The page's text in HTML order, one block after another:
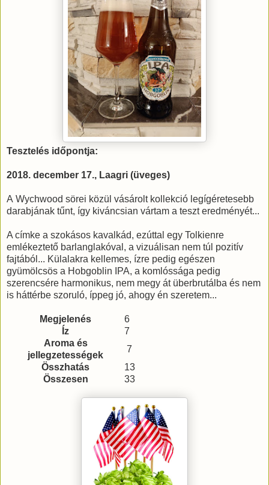
Tesztelés időpontja:
2018. december 17., Laagri (üveges)
A Wychwood sörei közül vásárolt kollekció legígéretesebb
darabjának tűnt, így kiváncsian vártam a teszt eredményét...
A címke a szokásos kavalkád, ezúttal egy Tolkienre
emlékeztető barlanglakóval, a vizuálisan nem túl pozitív
fajtából... Külalakra kellemes, ízre pedig egészen
gyümölcsös a Hobgoblin IPA, a komlóssága pedig
szerencsére harmonikus, nem megy át überbrutálba és nem
is háttérbe szoruló, íppeg jó, ahogy én szeretem...
Megjelenés
6
Íz
7
Aroma és
jellegzetességek
7
Összhatás
13
Összesen
33